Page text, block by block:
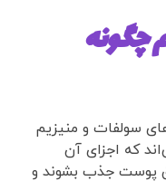
چگونه
سولفات و منیزیم
که اجزای آن
پوست جذب بشوند و